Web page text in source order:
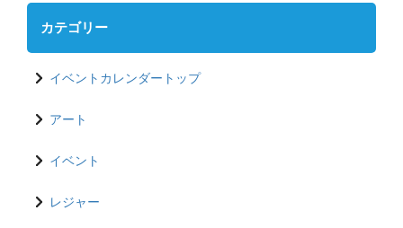
カテゴリー
イベントカレンダートップ
アート
イベント
レジャー